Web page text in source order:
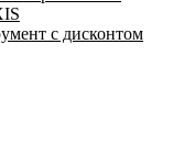
с дисконтом